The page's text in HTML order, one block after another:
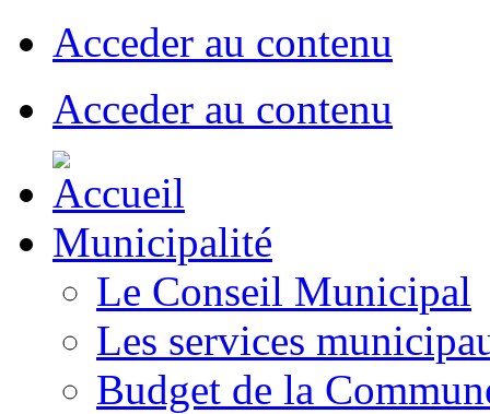
Acceder au contenu
Acceder au contenu
Municipalité
Le Conseil Municipal
Les services
Budget de la